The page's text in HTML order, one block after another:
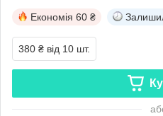
Економія 60 ₴
380 ₴ від 10 шт.